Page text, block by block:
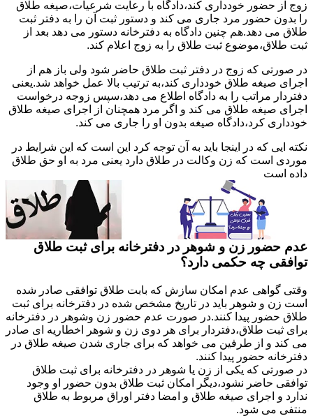
زوج از حضور خودداری کند،دادگاه با رعایت شرعیات،صیغه طلاق
را بدون حضور مرد جاری می کند و دستور ثبت آن را به دفتر ثبت
طلاق می دهد.هم چنین دادگاه به دفترخانه دستور می دهد بعد از
ثبت طلاق،موضوع ثبت طلاق را به زوج اعلام کند.
در صورتی که زوج در دفتر ثبت طلاق حاضر شود ولی باز هم از
اجرای صیغه طلاق خودداری کند،به ترتیب بالا عمل خواهد شد.یعنی
دفتردار مراتب را به دادگاه اطلاع می دهد،سپس زوجه درخواست
اجرای صیغه طلاق می کند و اگر مرد همچنان از اجرای صیغه طلاق
خودداری کرد،دادگاه صیغه بدون او را جاری می کند.
نکته ایی که در اینجا باید به آن توجه کرد این است که این شرایط در
موردی است که زن وکالت در طلاق دارد یعنی مرد به او حق طلاق
داده است
عدم حضور زن و شوهر در دفترخانه برای ثبت طلاق
توافقی چه حکمی دارد؟
وقتی گواهی عدم امکان سازش که بابت طلاق توافقی صادر شده
است زن و شوهر باید در تاریخ مشخص شده در دفترخانه برای ثبت
طلاق حضور پیدا کنند.در صورت عدم حضور زن وشوهر در دفترخانه
برای ثبت طلاق،دفتردار برای هر دوی زن و شوهر اخطاریه ای صادر
می کند و از طرفین می خواهد که برای جاری شدن صیغه طلاق در
دفترخانه حضور پیدا کنند.
در صورتی که یکی از زن یا شوهر در دفترخانه برای ثبت طلاق
توافقی حاضر نشود،دیگر امکان ثبت طلاق بدون حضور او وجود
ندارد و اجرای صیغه طلاق و امضا دفتر اوراق مربوط به طلاق
منتفی می شود.